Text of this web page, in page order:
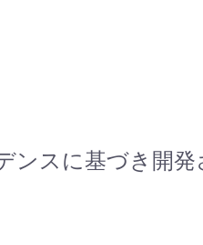
ンスに基づき開